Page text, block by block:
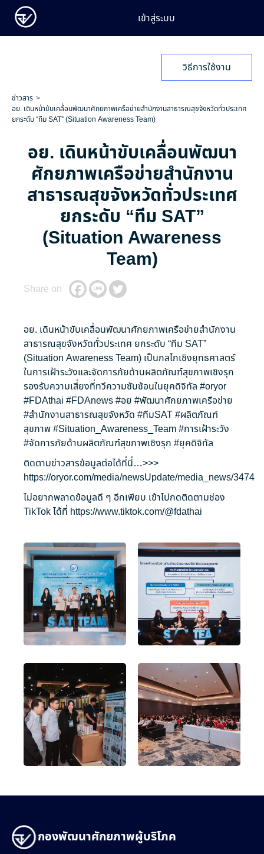
เข้าสู่ระบบ
วิธีการใช้งาน
ข่าวสาร
อย. เดินหน้าขับเคลื่อนพัฒนาศักยภาพเครือข่ายสำนักงานสาธารณสุขจังหวัดทั่วประเทศ
ยกระดับ “ทีม SAT” (Situation Awareness Team)
อย. เดินหน้าขับเคลื่อนพัฒนา
ศักยภาพเครือข่ายสำนักงาน
สาธารณสุขจังหวัดทั่วประเทศ
ยกระดับ “ทีม SAT”
(Situation Awareness
Team)
Share on
อย. เดินหน้าขับเคลื่อนพัฒนาศักยภาพเครือข่ายสำนักงาน
สาธารณสุขจังหวัดทั่วประเทศ ยกระดับ “ทีม SAT”
(Situation Awareness Team) เป็นกลไกเชิงยุทธศาสตร์
ในการเฝ้าระวังและจัดการภัยด้านผลิตภัณฑ์สุขภาพเชิงรุก
รองรับความเสี่ยงที่ทวีความซับซ้อนในยุคดิจิทัล #oryor
#FDAthai #FDAnews#อย #พัฒนาศักยภาพเครือข่าย
#สำนักงานสาธารณสุขจังหวัด #ทีมSAT#ผลิตภัณฑ์
สุขภาพ#Situation_Awareness_Team#การเฝ้าระวัง
#จัดการภัยด้านผลิตภัณฑ์สุขภาพเชิงรุก #ยุคดิจิทัล
ติดตามข่าวสารข้อมูลต่อได้ที่นี่…>>>
https://oryor.com/media/newsUpdate/media_news/3474
ไม่อยากพลาดข้อมูลดี ๆ อีกเพียบ เข้าไปกดติดตามช่อง
TikTok ได้ที่ https://www.tiktok.com/@fdathai
กองพัฒนาศักยภาพผู้บริโภค